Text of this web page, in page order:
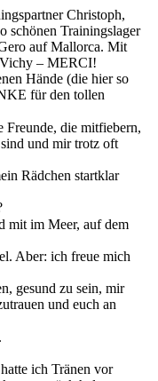
Christoph,
schönen Trainingslager
auf Mallorca. Mit
– MERCI!
Hände (die hier so
für den tollen
die mitfiebern,
und mir trotz oft
Rädchen startklar
mit im Meer, auf dem
Aber: ich freue mich
gesund zu sein, mir
und euch an
ich Tränen vor